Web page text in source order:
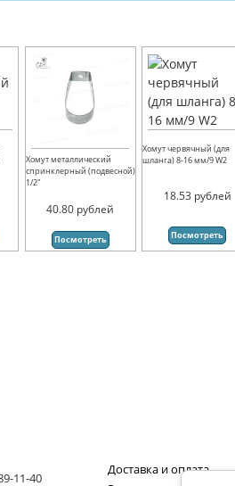
Хомут металлический
спринклерный (подвесной)
1/2"
40.80 рублей
Посмотреть
Хомут червячный (для
шланга) 8-16 мм/9 W2
18.53 рублей
Посмотреть
11-40
Доставка и оплата